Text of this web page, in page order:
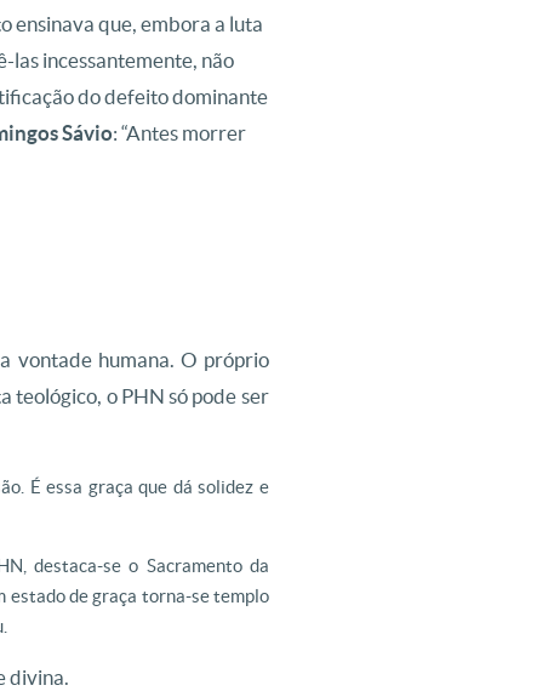
ensinava que, embora a luta
las incessantemente, não
do defeito dominante
Sávio: “Antes morrer
vontade humana. O próprio
teológico, o PHN só pode ser
É essa graça que dá solidez e
destaca-se o Sacramento da
estado de graça torna-se templo
divina.